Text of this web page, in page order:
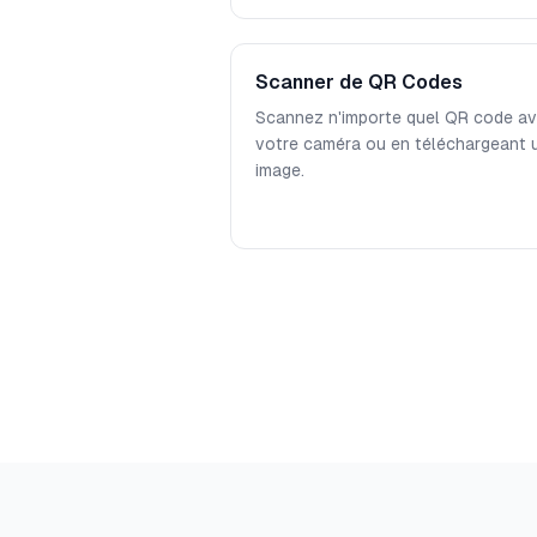
Scanner de QR Codes
Scannez n'importe quel QR code
votre caméra ou en téléchargeant
image.